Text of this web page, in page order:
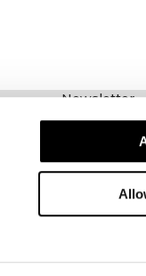
Newsletter
Abonnez-
offres
bien plus